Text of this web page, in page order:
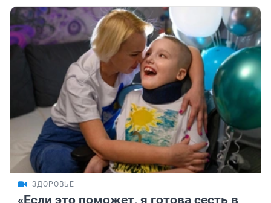
ЗДОРОВЬЕ
«Если это поможет, я готова сесть в